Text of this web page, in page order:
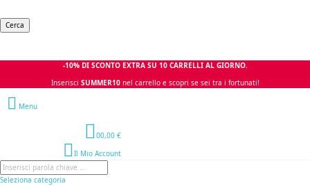
Cerca
-10% DI SCONTO EXTRA SU 10 CARRELLI AL GIORNO.
Inserisci SUMMER10 nel carrello e scopri se sei tra i fortunati!
Menu
00,00 €
Il Mio Account
Seleziona categoria